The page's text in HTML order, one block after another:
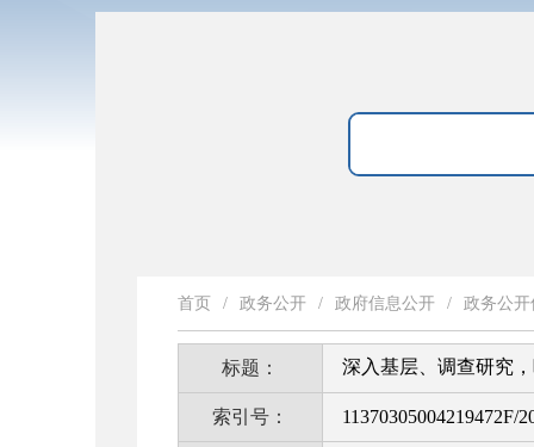
首页 / 政务公开 / 政府信息公开 / 政务公
标题： 深入基层、调查研究
索引号： 11370305004219472F/